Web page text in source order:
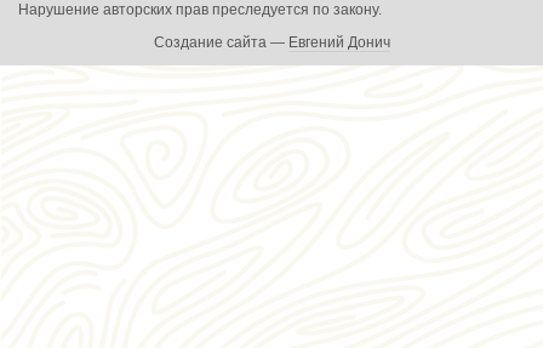
Нарушение авторских прав преследуется по закону.
Создание сайта — Евгений Донич